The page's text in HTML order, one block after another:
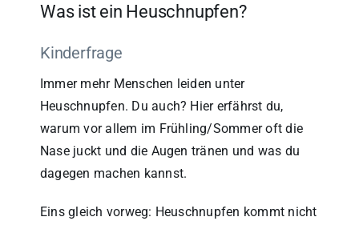
Was ist ein Heuschnupfen?
Kinderfrage
Immer mehr Menschen leiden unter
Heuschnupfen. Du auch? Hier erfährst du,
warum vor allem im Frühling/Sommer oft die
Nase juckt und die Augen tränen und was du
dagegen machen kannst.
Eins gleich vorweg: Heuschnupfen kommt nicht